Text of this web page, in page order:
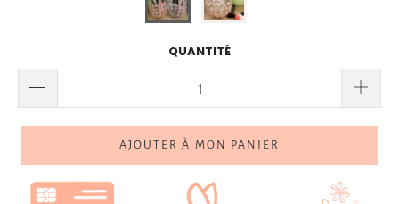
Rangement
QUANTITÉ
AJOUTER À MON PANIER